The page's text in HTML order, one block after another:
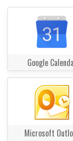
Google
Microsoft